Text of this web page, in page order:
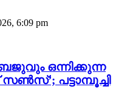
6:09 pm
ഒന്നിക്കുന്ന
പട്ടാമ്പൂച്ചി